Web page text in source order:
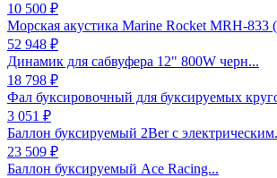
10 500 ₽
Морская акустика Marine Rocket MRH-833
52 948 ₽
Динамик для сабвуфера 12" 800W черн...
18 798 ₽
Фал буксировочный для буксируемых
3 051 ₽
Баллон буксируемый 2Ber с
23 509 ₽
Баллон буксируемый Ace Racing...